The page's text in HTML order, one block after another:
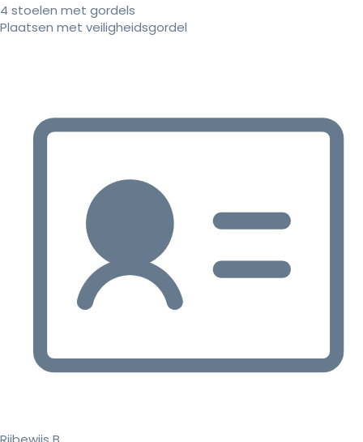
4 stoelen met gordels
Plaatsen met veiligheidsgordel